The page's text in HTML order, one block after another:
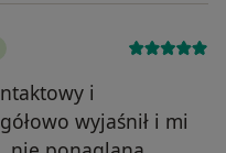
i
wyjaśnił i mi